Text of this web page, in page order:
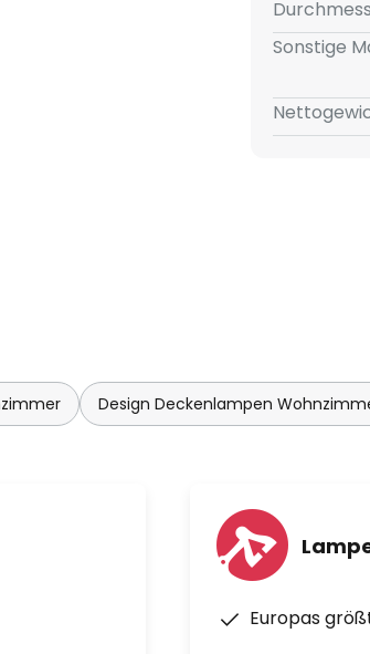
elegante
Sonstige
Design Deckenlampen
Europas